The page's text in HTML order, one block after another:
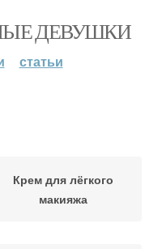
ДЕВУШКИ
статьи
Крем для лёгкого
макияжа